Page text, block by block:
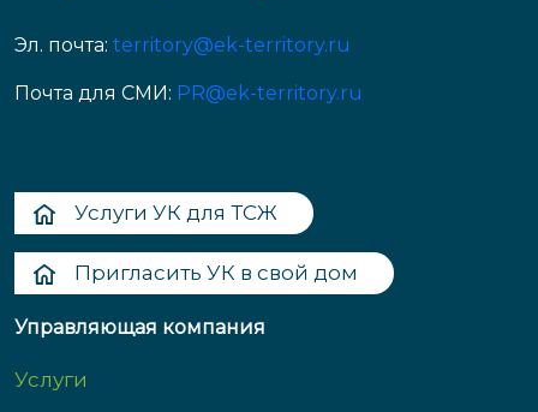
Эл. почта: territory@ek-territory.ru
Почта для СМИ: PR@ek-territory.ru
Услуги УК для ТСЖ
Пригласить УК в свой дом
Управляющая компания
Услуги